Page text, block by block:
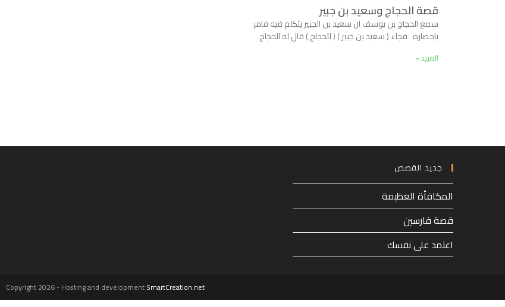
قصة الحجاج وسعيد بن جبير
سمع الحجاج بن يوسف ان سعيد بن الجبير يتكلم فيه فامر
باحضاره فجاء ( سعيد بن جبير ) ( للحجاج ) قال له الحجاج
المزيد »
جديد القصص
المكافأة العظيمة
قصة فارسين
اعتمد على نفسك
Copyright 2026 - Hosting and developmentSmartCreation.net